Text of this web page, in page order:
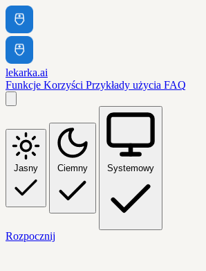
lekarka.ai
Funkcje Korzyści Przykłady użycia FAQ
Jasny Ciemny Systemowy
Rozpocznij